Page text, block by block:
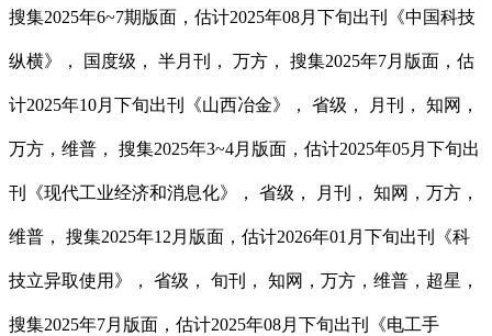
搜集2025年6~7期版面，估计2025年08月下旬出刊《中国科技
纵横》， 国度级， 半月刊， 万方， 搜集2025年7月版面，估
计2025年10月下旬出刊《山西冶金》， 省级， 月刊， 知网，
万方，维普， 搜集2025年3~4月版面，估计2025年05月下旬出
刊《现代工业经济和消息化》， 省级， 月刊， 知网，万方，
维普， 搜集2025年12月版面，估计2026年01月下旬出刊《科
技立异取使用》， 省级， 旬刊， 知网，万方，维普，超星，
搜集2025年7月版面，估计2025年08月下旬出刊《电工手